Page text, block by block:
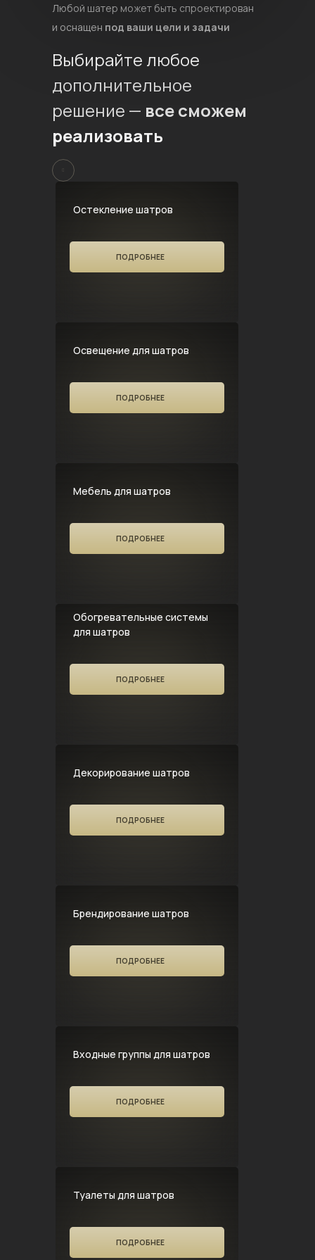
Любой шатер может быть спроектирован
и оснащен под ваши цели и задачи
Выбирайте любое
дополнительное
решение — все сможем
реализовать
Остекление шатров
ПОДРОБНЕЕ
Освещение для шатров
ПОДРОБНЕЕ
Мебель для шатров
ПОДРОБНЕЕ
Обогревательные системы
для шатров
ПОДРОБНЕЕ
Декорирование шатров
ПОДРОБНЕЕ
Брендирование шатров
ПОДРОБНЕЕ
Входные группы для шатров
ПОДРОБНЕЕ
Туалеты для шатров
ПОДРОБНЕЕ